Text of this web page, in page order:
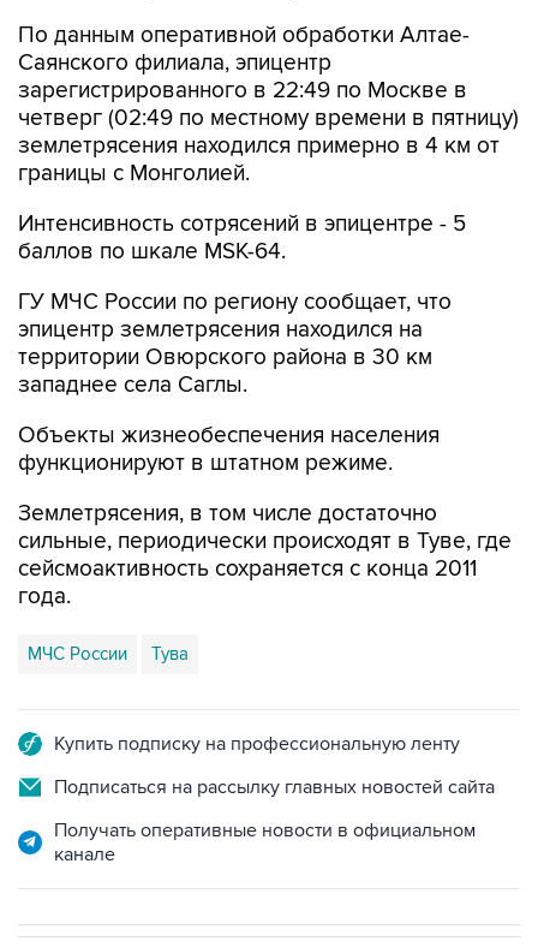
По данным оперативной обработки Алтае-
Саянского филиала, эпицентр
зарегистрированного в 22:49 по Москве в
четверг (02:49 по местному времени в пятницу)
землетрясения находился примерно в 4 км от
границы с Монголией.
Интенсивность сотрясений в эпицентре - 5
баллов по шкале MSK-64.
ГУ МЧС России по региону сообщает, что
эпицентр землетрясения находился на
территории Овюрского района в 30 км
западнее села Саглы.
Объекты жизнеобеспечения населения
функционируют в штатном режиме.
Землетрясения, в том числе достаточно
сильные, периодически происходят в Туве, где
сейсмоактивность сохраняется с конца 2011
года.
МЧС России Тува
Купить подписку на профессиональную ленту
Подписаться на рассылку главных новостей сайта
Получать оперативные новости в официальном
канале